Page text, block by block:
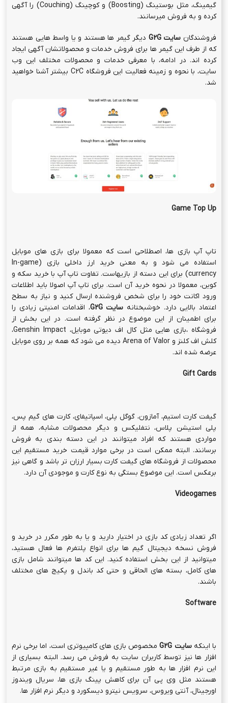
گیمینگ، مثل بوستینگ (Boosting) و کوچینگ (Couching) را آگهی
کرده و به فروش میرسانند.
فروشندگان سایتG2G دیگر گیمر ها هستند و یا واسط هایی هستند
که از طرف این گیمر ها برای فروش خدمات و محصولاتشان آگهی ایجاد
کرده اند. در ادامه، با معرفی خدمات و محصولات مختلف این وب
سایت، با نحوه و زمینه فعالیت این فروشگاه C2C بیشتر آشنا خواهید
شد.
Game Top Up
تاپ آپ بازی ها، اصطلاحی است که معمولا برای بازی های موبایل
استفاده می شود و به معنی خرید ارز داخلی بازی (In-game
currency) برای این دسته از بازیهاست. تفاوت تاپ آپ با خرید سکه و
کوین، معمولا در نحوه خرید آن است. برای تاپ آپ اصولا باید اطلاعات
ورود اکانت خود را برای شخص فروشنده ارسال کنید و نیاز به سطح
اعتماد بالایی دارد. خوشبختانه سایتG2G، اقدامات امنیتی زیادی را
برای اطمینان از این موضوع در نظر گرفته است. در این بخش از
فروشگاه ،بازی هایی مثل کال اف دیوتی موبایل، Genshin Impact،
کلش اف کلنز و Arena of Valor دیده می شود که همه بر روی موبایل
عرضه شده اند.
Gift Cards
گیفت کارت استیم، آمازون، گوگل پلی، اسپاتیفای، کارت های گیم پس،
پلی استیشن پلاس، نتفلیکس و دیگر محصولات مشابه، همه از
مواردی هستند که افراد میتوانند در این دسته بندی به فروش
برسانند. البته ممکن است در برخی موارد قیمت خرید مستقیم این
محصولات از فروشگاه های گیفت کارت بسیار ارزان تر باشد و گاهی نیز
برعکس است. این موضوع بستگی به نوع کارت و موجودی آن دارد.
Videogames
اگر تعداد زیادی کد بازی در اختیار دارید و یا به طور مکرر در خرید و
فروش نسخه دیجیتال گیم ها برای انواع پلتفرم ها فعال هستید،
میتوانید از این بخش استفاده کنید. این کد ها میتوانند شامل بازی
های کامل، بسته های الحاقی و حتی کد باندل و پکیج های مختلف
باشند.
Software
با اینکهسایت G2Gمخصوص بازی های کامپیوتری است، اما برخی نرم
افزار ها نیز توسط کاربران سایت به فروش می رسد. البته بسیاری از
این نرم افزار ها به طور مستقیم و یا غیر مستقیم به بازی مرتبط
هستند مثل وی پی آن برای کاهش پینگ بازی ها، سریال ویندوز
اورجینال، آنتی ویروس، سرویس نیترو دیسکورد و دیگر نرم افزار ها.